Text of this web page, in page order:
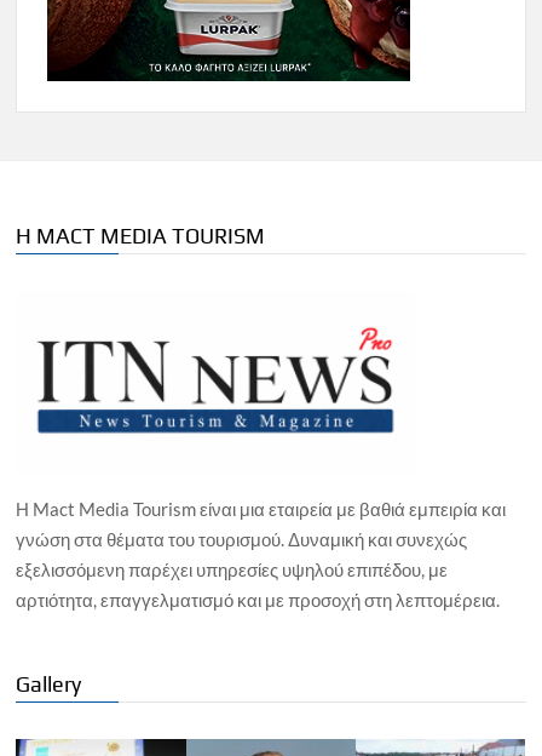
Η MACT MEDIA TOURISM
Η Mact Media Tourism είναι μια εταιρεία με βαθιά εμπειρία και
γνώση στα θέματα του τουρισμού. Δυναμική και συνεχώς
εξελισσόμενη παρέχει υπηρεσίες υψηλού επιπέδου, με
αρτιότητα, επαγγελματισμό και με προσοχή στη λεπτομέρεια.
Gallery